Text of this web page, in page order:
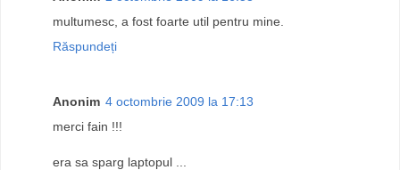
multumesc, a fost foarte util pentru mine.
Răspundeți
Anonim 4 octombrie 2009 la 17:13
merci fain !!!
era sa sparg laptopul ...